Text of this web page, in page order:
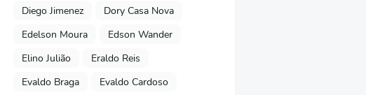
Diego Jimenez
Dory Casa Nova
Edelson Moura
Edson Wander
Elino Julião
Eraldo Reis
Evaldo Braga
Evaldo Cardoso